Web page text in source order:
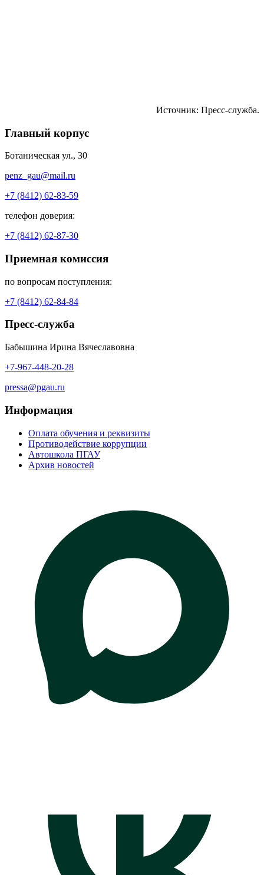
Источник: Пресс-служба.
Главный корпус
Ботаническая ул., 30
penz_gau@mail.ru
+7 (8412) 62-83-59
телефон доверия:
+7 (8412) 62-87-30
Приемная комиссия
по вопросам поступления:
+7 (8412) 62-84-84
Пресс-служба
Бабышина Ирина Вячеславовна
+7-967-448-20-28
pressa@pgau.ru
Информация
Оплата обучения и реквизиты
Противодействие коррупции
Автошкола ПГАУ
Архив новостей